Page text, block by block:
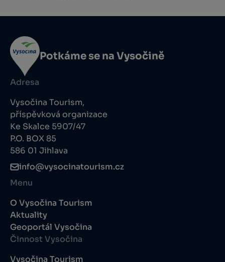
Potkáme se na Vysočině
Adresa
Vysočina Tourism,
příspěvková organizace
Ke Skalce 5907/47
P.O. BOX 85
586 01 Jihlava
info@vysocinatourism.cz
Menu
O Vysočina Tourism
Aktuality
Geoportál Vysočina
Činnost Vysočina
Vysočina Tourism